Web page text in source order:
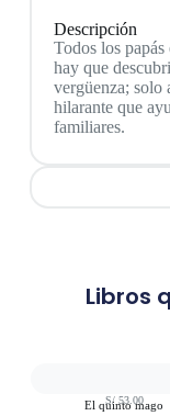
Descripción
Todos los papás
hay que
vergüenza; solo
hilarante que
familiares.
Libros
El quinto mago
S/53.00